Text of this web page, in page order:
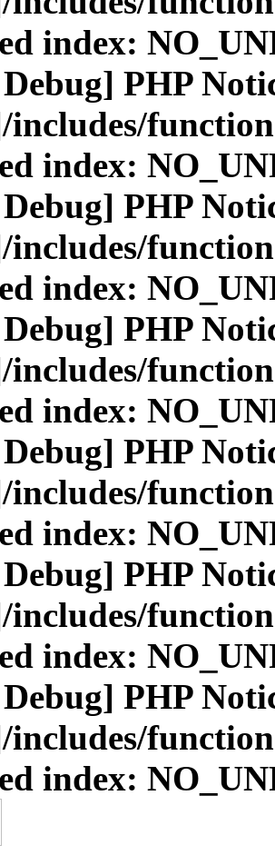
index:
PHP
index:
PHP
index:
PHP
index:
PHP
index:
PHP
index:
PHP
index: